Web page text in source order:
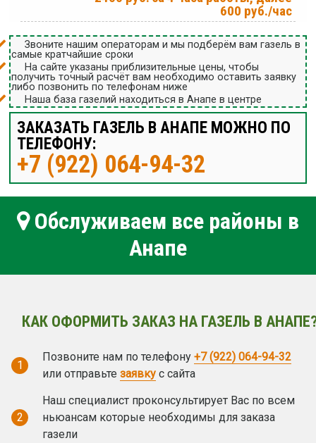
600 руб./час
Звоните нашим операторам и мы подберём вам газель в
самые кратчайшие сроки
На сайте указаны приблизительные цены, чтобы
получить точный расчёт вам необходимо оставить заявку
либо позвонить по телефонам ниже
Наша база газелий находиться в Анапе в центре
ЗАКАЗАТЬ ГАЗЕЛЬ В АНАПЕ МОЖНО ПО
ТЕЛЕФОНУ:
+7 (922) 064-94-32
Обслуживаем все районы в
Анапе
КАК ОФОРМИТЬ ЗАКАЗ НА ГАЗЕЛЬ В
1
Позвоните нам по телефону +7 (922) 064-94-32
или отправьте заявку с сайта
2
Наш специалист проконсультирует Вас по всем
ньюансам которые необходимы для заказа
газели